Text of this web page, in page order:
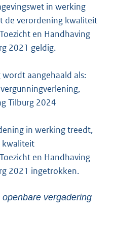
in werking
verordening kwaliteit
en Handhaving
2021 geldig.
aangehaald als:
Tilburg 2024
in werking treedt,
kwaliteit
en Handhaving
2021 ingetrokken.
vergadering